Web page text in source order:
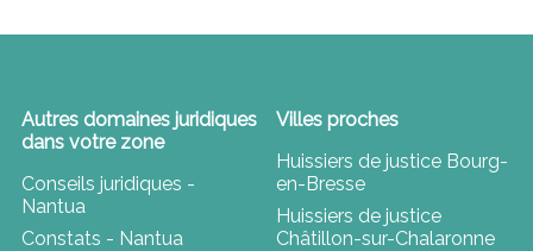
Autres domaines juridiques
dans votre zone
Conseils juridiques -
Nantua
Constats - Nantua
Villes proches
Huissiers de justice Bourg-
en-Bresse
Huissiers de justice
Châtillon-sur-Chalaronne